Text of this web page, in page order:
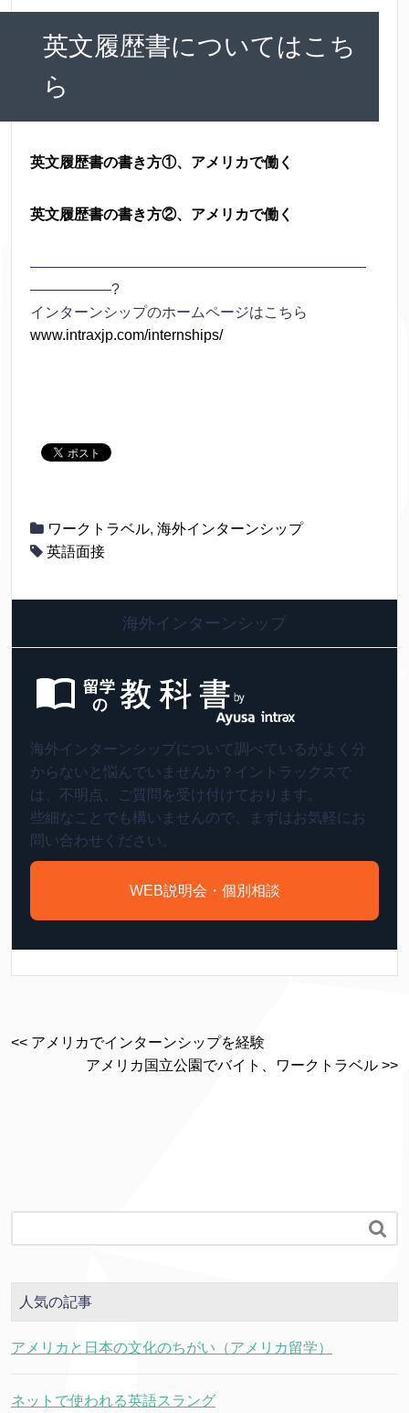
英文履歴書についてはこち
ら
英文履歴書の書き方①、アメリカで働く
英文履歴書の書き方②、アメリカで働く
———————————————————————
—————–?
インターンシップのホームページはこちら
www.intraxjp.com/internships/
ワークトラベル, 海外インターンシップ
英語面接
海外インターンシップ
海外インターンシップについて調べているがよく分
からないと悩んでいませんか？イントラックスで
は、不明点、ご質問を受け付けております。
些細なことでも構いませんので、まずはお気軽にお
問い合わせください。
WEB説明会・個別相談
<< アメリカでインターンシップを経験
アメリカ国立公園でバイト、ワークトラベル >>

人気の記事
アメリカと日本の文化のちがい（アメリカ留学）
ネットで使われる英語スラング